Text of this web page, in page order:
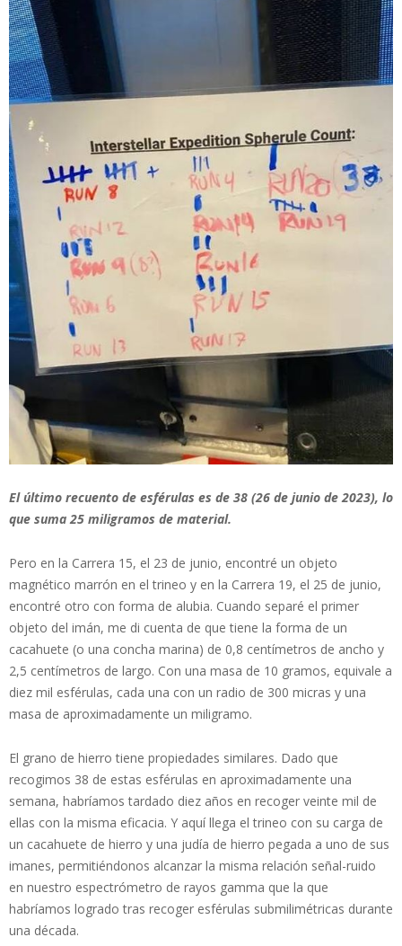
El último recuento de esférulas es de 38 (26 de junio de 2023), lo
que suma 25 miligramos de material.
Pero en la Carrera 15, el 23 de junio, encontré un objeto
magnético marrón en el trineo y en la Carrera 19, el 25 de junio,
encontré otro con forma de alubia. Cuando separé el primer
objeto del imán, me di cuenta de que tiene la forma de un
cacahuete (o una concha marina) de 0,8 centímetros de ancho y
2,5 centímetros de largo. Con una masa de 10 gramos, equivale a
diez mil esférulas, cada una con un radio de 300 micras y una
masa de aproximadamente un miligramo.
El grano de hierro tiene propiedades similares. Dado que
recogimos 38 de estas esférulas en aproximadamente una
semana, habríamos tardado diez años en recoger veinte mil de
ellas con la misma eficacia. Y aquí llega el trineo con su carga de
un cacahuete de hierro y una judía de hierro pegada a uno de sus
imanes, permitiéndonos alcanzar la misma relación señal-ruido
en nuestro espectrómetro de rayos gamma que la que
habríamos logrado tras recoger esférulas submilimétricas durante
una década.